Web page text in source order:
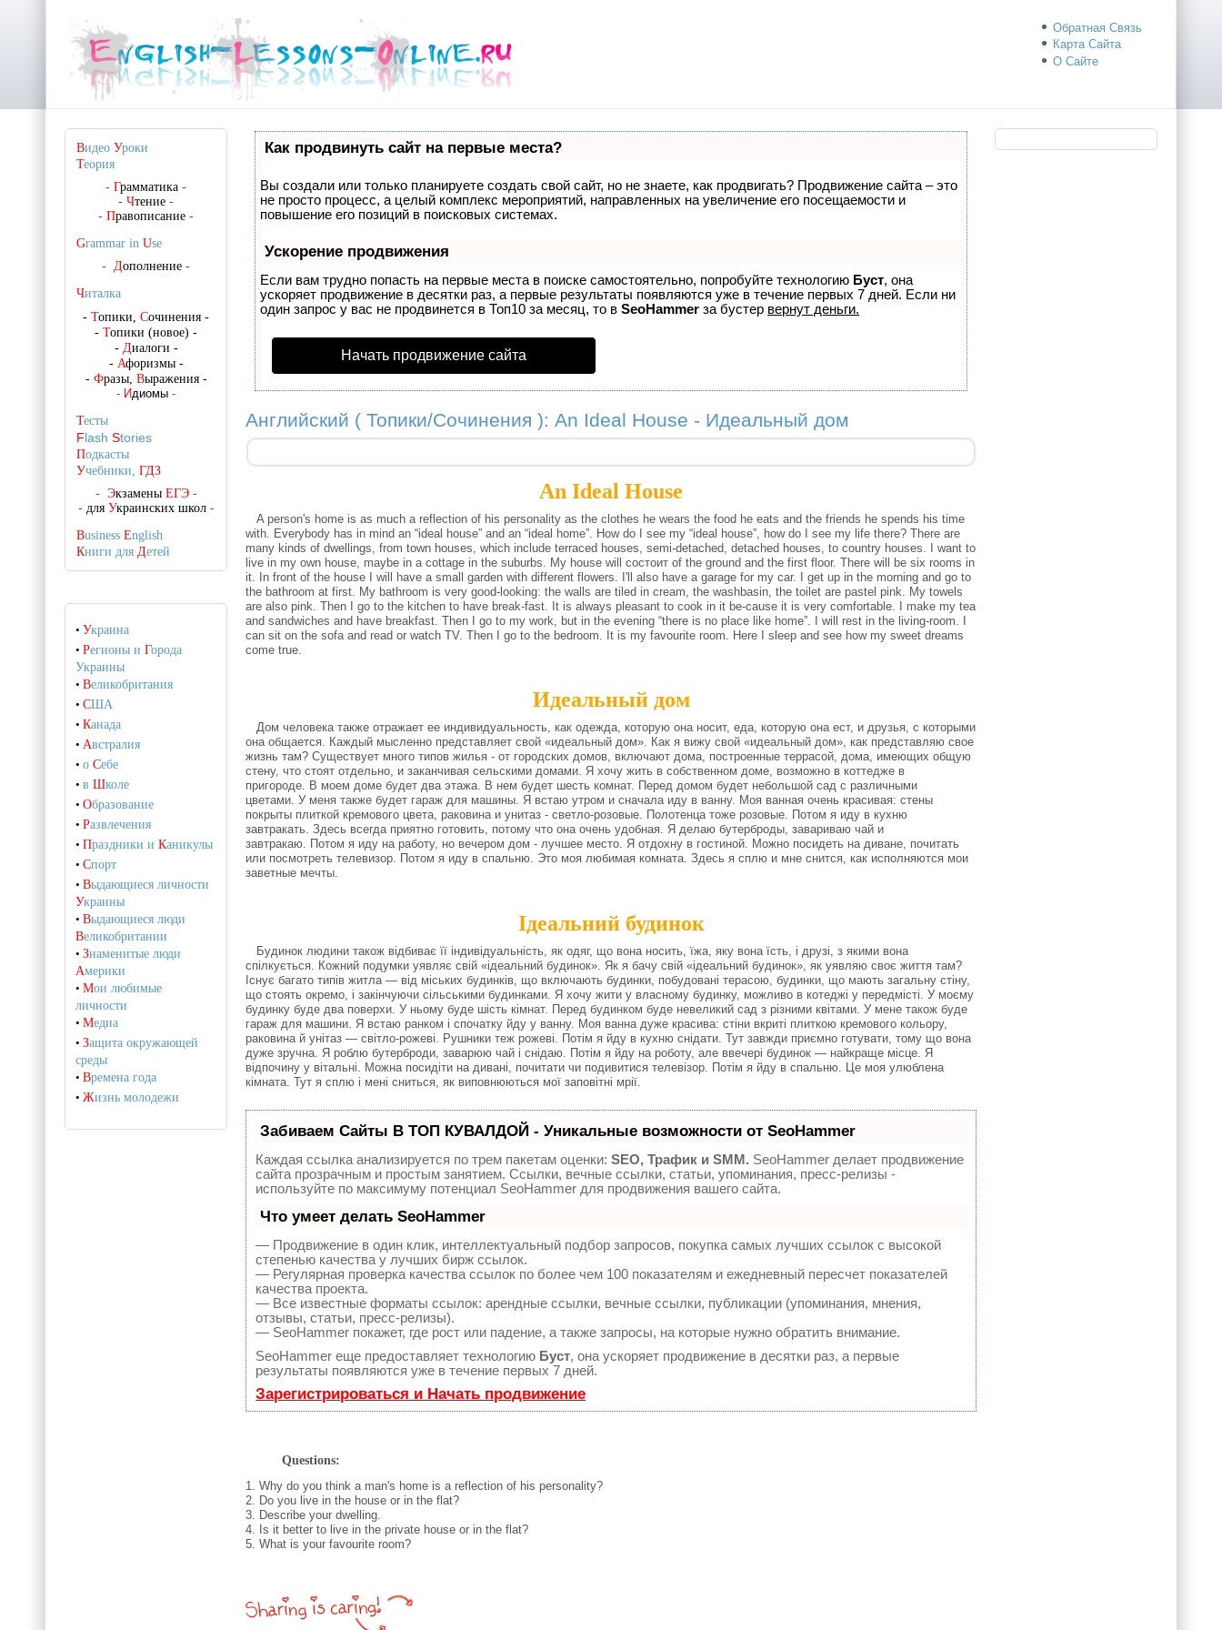
Обратная Связь
Карта Сайта
О Сайте
Как продвинуть сайт на первые места?
Вы создали или только планируете создать свой сайт, но не знаете, как продвигать? Продвижение сайта – это
не просто процесс, а целый комплекс мероприятий, направленных на увеличение его посещаемости и
повышение его позиций в поисковых системах.
Ускорение продвижения
Если вам трудно попасть на первые места в поиске самостоятельно, попробуйте технологию Буст, она
ускоряет продвижение в десятки раз, а первые результаты появляются уже в течение первых 7 дней. Если ни
один запрос у вас не продвинется в Топ10 за месяц, то вSeoHammer за бустер вернут деньги.
Начать продвижение сайта
Английский ( Топики/Сочинения ): An Ideal House - Идеальный дом
An Ideal House
A person's home is as much a reflection of his personality as the clothes he wears the food he eats and the friends he spends his time
with. Everybody has in mind an “ideal house” and an “ideal home”. How do I see my “ideal house”, how do I see my life there?There are
many kinds of dwellings, from town houses, which include terraced houses, semi-detached, detached houses, to country houses. I want to
live in my own house, maybe in a cottage in the suburbs. My house will состоит of the ground and the first floor.There will be six rooms in
it. In front of the house I will have a small garden with different flowers. I'll also have a garage for my car. I get up in the morning and go to
the bathroom at first. My bathroom is very good-looking: the walls are tiled in cream, the washbasin, the toilet are pastel pink. My towels
are also pink.Then I go to the kitchen to have break-fast. It is always pleasant to cook in it be-cause it is very comfortable. I make my tea
and sandwiches and have breakfast.Then I go to my work, but in the evening “there is no place like home”. I will rest in the living-room. I
can sit on the sofa and read or watch TV.Then I go to the bedroom. It is my favourite room. Here I sleep and see how my sweet dreams
come true.
Идеальный дом
Дом человека также отражает ее индивидуальность, как одежда, которую она носит, еда, которую она ест, и друзья, с которыми
она общается. Каждый мысленно представляет свой «идеальный дом». Как я вижу свой «идеальный дом», как представляю свое
жизнь там?Существует много типов жилья - от городских домов, включают дома, построенные террасой, дома, имеющих общую
стену, что стоят отдельно, и заканчивая сельскими домами. Я хочу жить в собственном доме, возможно в коттедже в
пригороде. В моем доме будет два этажа. В нем будет шесть комнат. Перед домом будет небольшой сад с различными
цветами.У меня также будет гараж для машины. Я встаю утром и сначала иду в ванну. Моя ванная очень красивая: стены
покрыты плиткой кремового цвета, раковина и унитаз - светло-розовые. Полотенца тоже розовые. Потом я иду в кухню
завтракать.Здесь всегда приятно готовить, потому что она очень удобная. Я делаю бутерброды, завариваю чай и
завтракаю. Потом я иду на работу, но вечером дом - лучшее место. Я отдохну в гостиной. Можно посидеть на диване, почитать
или посмотреть телевизор. Потом я иду в спальню. Это моя любимая комната.Здесь я сплю и мне снится, как исполняются мои
заветные мечты.
Ідеальний будинок
Будинок людини також відбиває її індивідуальність, як одяг, що вона носить, їжа, яку вона їсть, і друзі, з якими вона
спілкується. Кожний подумки уявляє свій «ідеальний будинок». Як я бачу свій «ідеальний будинок», як уявляю своє життя там?
Існує багато типів житла — від міських будинків, що включають будинки, побудовані терасою, будинки, що мають загальну стіну,
що стоять окремо, і закінчуючи сільськими будинками. Я хочу жити у власному будинку, можливо в котеджі у передмісті. У моєму
будинку буде два поверхи. У ньому буде шість кімнат. Перед будинком буде невеликий сад з різними квітами. У мене також буде
гараж для машини. Я встаю ранком і спочатку йду у ванну. Моя ванна дуже красива: стіни вкриті плиткою кремового кольору,
раковина й унітаз — світло-рожеві. Рушники теж рожеві. Потім я йду в кухню снідати. Тут завжди приємно готувати, тому що вона
дуже зручна. Я роблю бутерброди, заварюю чай і снідаю. Потім я йду на роботу, але ввечері будинок — найкраще місце. Я
відпочину у вітальні. Можна посидіти на дивані, почитати чи подивитися телевізор. Потім я йду в спальню. Це моя улюблена
кімната. Тут я сплю і мені сниться, як виповнюються мої заповітні мрії.
Забиваем Сайты В ТОП КУВАЛДОЙ - Уникальные возможности от SeoHammer
Каждая ссылка анализируется по трем пакетам оценки:SEO, Трафик и SMM. SeoHammer делает продвижение
сайта прозрачным и простым занятием. Ссылки, вечные ссылки, статьи, упоминания, пресс-релизы -
используйте по максимуму потенциал SeoHammer для продвижения вашего сайта.
Что умеет делать SeoHammer
— Продвижение в один клик, интеллектуальный подбор запросов, покупка самых лучших ссылок с высокой
степенью качества у лучших бирж ссылок.
— Регулярная проверка качества ссылок по более чем 100 показателям и ежедневный пересчет показателей
качества проекта.
— Все известные форматы ссылок: арендные ссылки, вечные ссылки, публикации (упоминания, мнения,
отзывы, статьи, пресс-релизы).
— SeoHammer покажет, где рост или падение, а также запросы, на которые нужно обратить внимание.
SeoHammer еще предоставляет технологию Буст, она ускоряет продвижение в десятки раз, а первые
результаты появляются уже в течение первых 7 дней.
Зарегистрироваться и Начать продвижение
Questions:
1. Why do you think a man's home is a reflection of his personality?
2. Do you live in the house or in the flat?
3. Describe your dwelling.
4. Is it better to live in the private house or in the flat?
5. What is your favourite room?
Видео Уроки
Теория
-Грамматика -
-Чтение -
-Правописание -
Grammar inUse
- Дополнение -
Читалка
-Топики,Сочинения -
-Топики (новое) -
- Диалоги -
- Афоризмы-
- Фразы, Выражения-
- Идиомы -
Тесты
Flash Stories
Подкасты
Учебники, ГДЗ
- Экзамены ЕГЭ-
- для Украинских школ-
BusinessEnglish
Книги дляДетей
•Украина
•Регионы иГорода
Украины
•Великобритания
•США
•Канада
• Австралия
•оСебе
•вШколе
•Образование
•Развлечения
•Праздники иКаникулы
•Спорт
•Выдающиеся личности
Украины
•Выдающиеся люди
Великобритании
•Знаменитые люди
Америки
•Мои любимые
личности
•Медиа
•Защита окружающей
среды
•Времена года
•Жизнь молодежи